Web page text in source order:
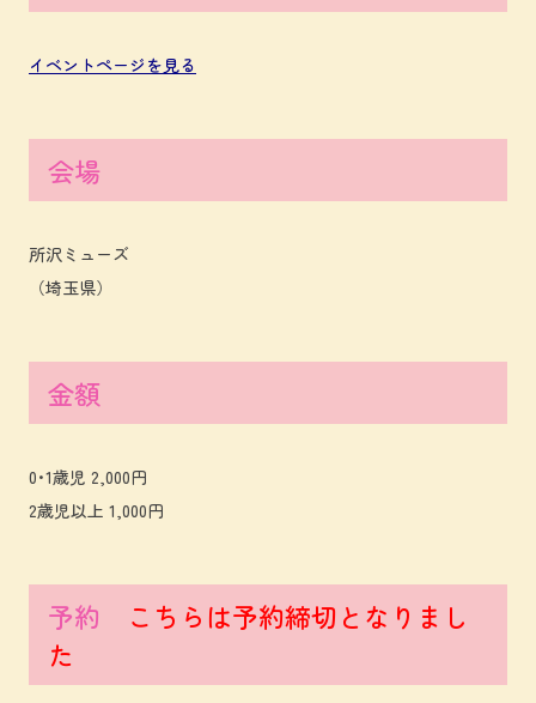
イベントページを見る
会場
所沢ミューズ
（埼玉県）
金額
0･1歳児 2,000円
2歳児以上 1,000円
予約
こちらは予約締切となりまし
た